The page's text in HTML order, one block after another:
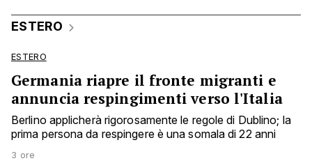
ESTERO
ESTERO
Germania riapre il fronte migranti e
annuncia respingimenti verso l'Italia
Berlino applicherà rigorosamente le regole di Dublino; la
prima persona da respingere è una somala di 22 anni
3 ore